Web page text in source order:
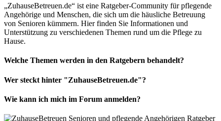
„ZuhauseBetreuen.de“ ist eine Ratgeber-Community für pflegende
Angehörige und Menschen, die sich um die häusliche Betreuung
von Senioren kümmern. Hier finden Sie Informationen und
Unterstützung zu verschiedenen Themen rund um die Pflege zu
Hause.
Welche Themen werden in den Ratgebern behandelt?
Wer steckt hinter "ZuhauseBetreuen.de"?
Wie kann ich mich im Forum anmelden?